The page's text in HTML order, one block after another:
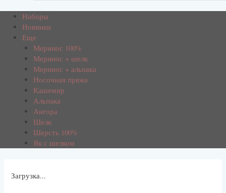
Наборы
Новинки
Еще
Меринос 100%
Меринос + шелк
Меринос + альпака
Носочная пряжа
Кашемир
Альпака
Ангора
Шелк
Шерсть 100%
Як с шелком
Загрузка...